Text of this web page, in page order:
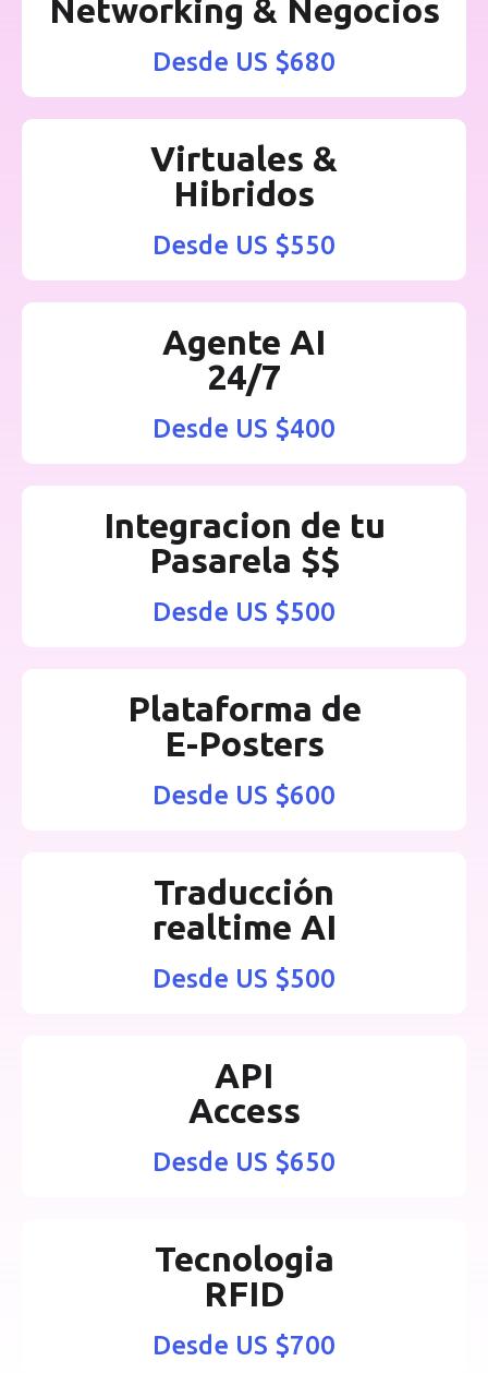
Networking & Negocios
Desde US $680
Virtuales &
Hibridos
Desde US $550
Agente AI
24/7
Desde US $400
Integracion de tu
Pasarela $$
Desde US $500
Plataforma de
E-Posters
Desde US $600
Traducción
realtime AI
Desde US $500
API
Access
Desde US $650
Tecnologia
RFID
Desde US $700